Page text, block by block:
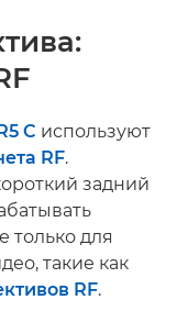
C­ используют
RF.
задний
только для
такие как
RF.